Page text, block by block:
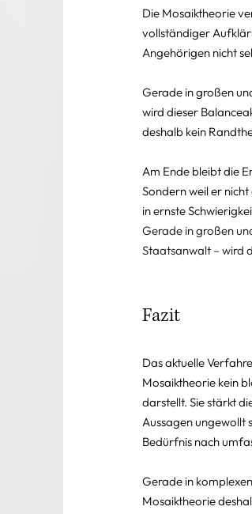
Die Mosaiktheorie
vollständiger
Angehörigen nicht
Gerade in großen
wird dieser
deshalb kein
Am Ende bleibt die
Sondern weil er
in ernste
Gerade in großen
Staatsanwalt – wird
Fazit
Das aktuelle
Mosaiktheorie kein
darstellt. Sie stärkt
Aussagen ungewollt
Bedürfnis nach
Gerade in
Mosaiktheorie